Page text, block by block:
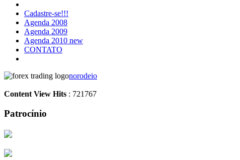
Cadastre-se!!!
Agenda 2008
Agenda 2009
Agenda 2010 new
CONTATO
norodeio
Content View Hits : 721767
Patrocínio